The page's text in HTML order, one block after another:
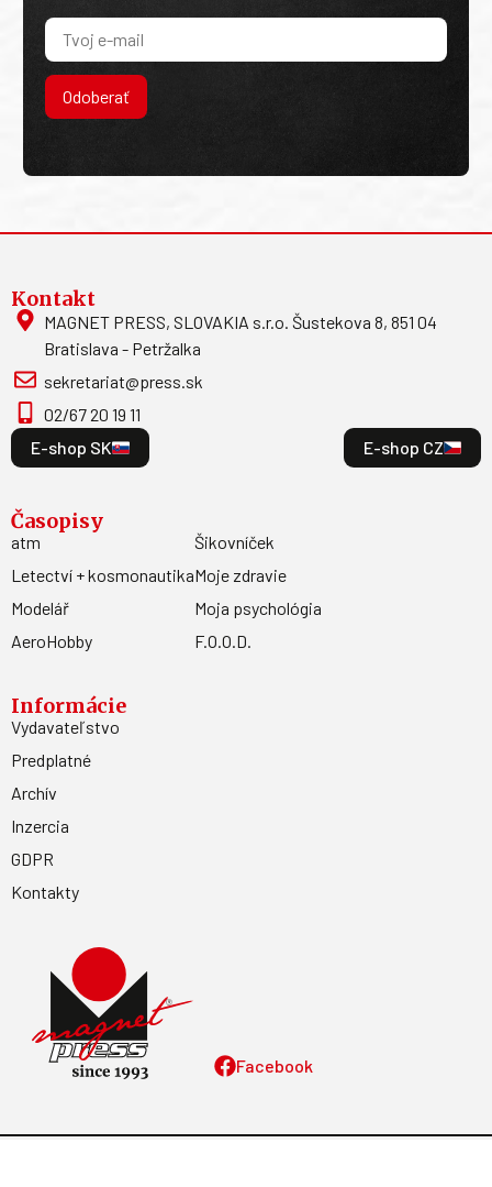
Odoberať
Facebook
Kontakt
MAGNET PRESS, SLOVAKIA s.r.o. Šustekova 8, 851 04
Bratislava - Petržalka
sekretariat@press.sk
02/67 20 19 11
E-shop SK
E-shop CZ
Časopisy
atm
Letectví + kosmonautika
Modelář
AeroHobby
Šikovníček
Moje zdravie
Moja psychológia
F.O.O.D.
Informácie
Vydavateľstvo
Predplatné
Archív
Inzercia
GDPR
Kontakty